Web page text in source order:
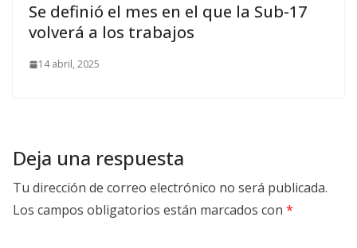
Se definió el mes en el que la Sub-17
volverá a los trabajos
14 abril, 2025
Deja una respuesta
Tu dirección de correo electrónico no será publicada.
Los campos obligatorios están marcados con *